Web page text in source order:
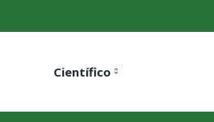
Científico